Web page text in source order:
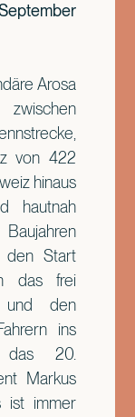
Arosa
von 422
hinaus
hautnah
den Start
das frei
und den
ins
das 20.
Markus
ist immer